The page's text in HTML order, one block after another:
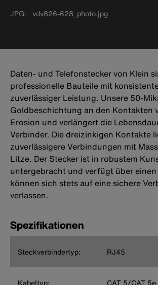
JPG vdv826-628_photo.jpg
Daten- und Telefonstecker von Klein
professionelle Bauteile mit
zuverlässiger Leistung. Unsere 50-
Goldbeschichtung an den Kontakten
Erosion und verlängert die
Verbinder. Die dreizinkigen Kontakte
zuverlässigere Verbindungen mit
Litze. Der Stecker ist in robustem
untergebracht und verfügt über
können sich stets auf eine sichere
verlassen.
Spezifikationen
Steckverbindertyp: RJ45
Kabeltyp: CAT 5/CAT 5e